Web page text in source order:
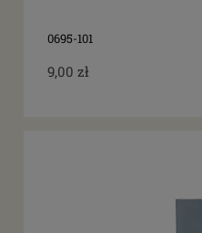
0695-101
9,00 zł